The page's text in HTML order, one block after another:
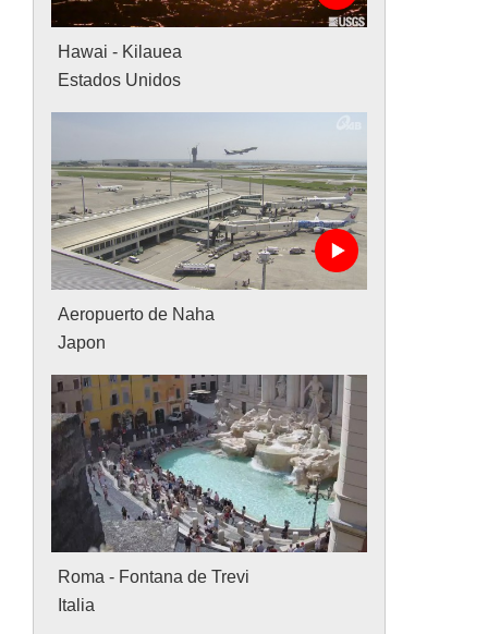
Hawai - Kilauea
Estados Unidos
Aeropuerto de Naha
Japon
Roma - Fontana de Trevi
Italia